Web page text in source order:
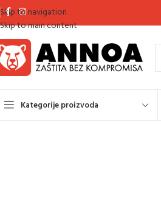
Skip to navigation
Skip to main content
Kategorije proizvoda